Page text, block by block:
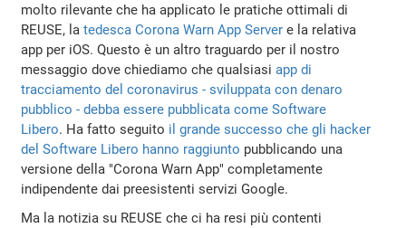
molto rilevante che ha applicato le pratiche ottimali di
REUSE, latedesca Corona Warn App Server e la relativa
app per iOS. Questo è un altro traguardo per il nostro
messaggio dove chiediamo che qualsiasiapp di
tracciamento del coronavirus - sviluppata con denaro
pubblico - debba essere pubblicata come Software
Libero. Ha fatto seguito il grande successo che gli hacker
del Software Libero hanno raggiunto pubblicando una
versione della "Corona Warn App" completamente
indipendente dai preesistenti servizi Google.
Ma la notizia su REUSE che ci ha resi più contenti